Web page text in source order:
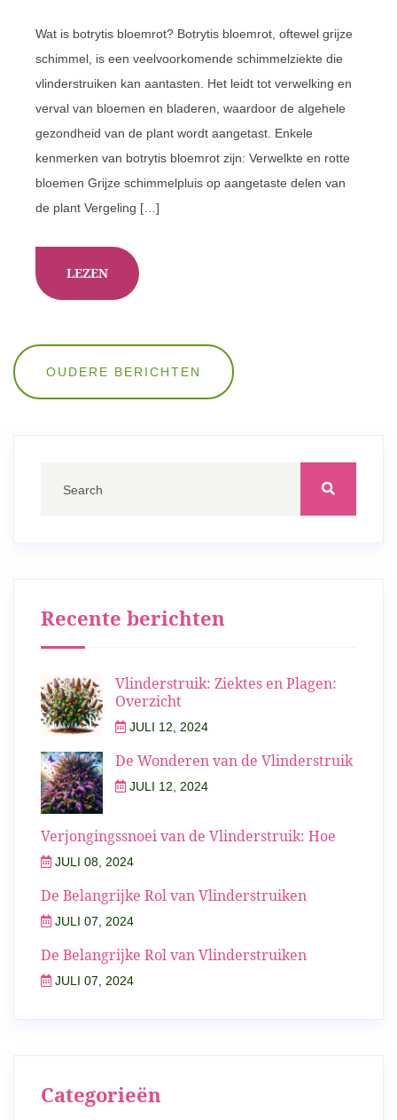
Wat is botrytis bloemrot? Botrytis bloemrot, oftewel grijze
schimmel, is een veelvoorkomende schimmelziekte die
vlinderstruiken kan aantasten. Het leidt tot verwelking en
verval van bloemen en bladeren, waardoor de algehele
gezondheid van de plant wordt aangetast. Enkele
kenmerken van botrytis bloemrot zijn: Verwelkte en rotte
bloemen Grijze schimmelpluis op aangetaste delen van
de plant Vergeling […]
LEZEN
Berichten
navigatie
OUDERE BERICHTEN
Recente berichten
Vlinderstruik: Ziektes en Plagen:
Overzicht
JULI 12, 2024
De Wonderen van de Vlinderstruik
JULI 12, 2024
Verjongingssnoei van de Vlinderstruik: Hoe
JULI 08, 2024
De Belangrijke Rol van Vlinderstruiken
JULI 07, 2024
De Belangrijke Rol van Vlinderstruiken
JULI 07, 2024
Categorieën